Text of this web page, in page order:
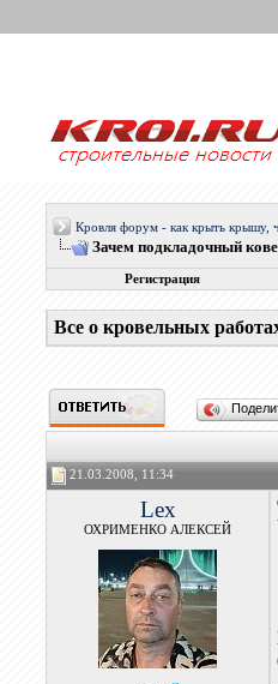
Кровля форум - как крыть крышу,
Зачем подкладочный
Регистрация
Все о кровельных
21.03.2008, 11:34
Lex
ОХРИМЕНКО АЛЕКСЕЙ